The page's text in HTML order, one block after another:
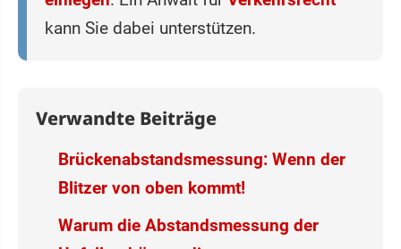
kann Sie dabei unterstützen.
Verwandte Beiträge
Brückenabstandsmessung: Wenn der
Blitzer von oben kommt!
Warum die Abstandsmessung der